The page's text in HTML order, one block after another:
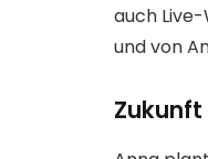
auch
und von
Zukunft